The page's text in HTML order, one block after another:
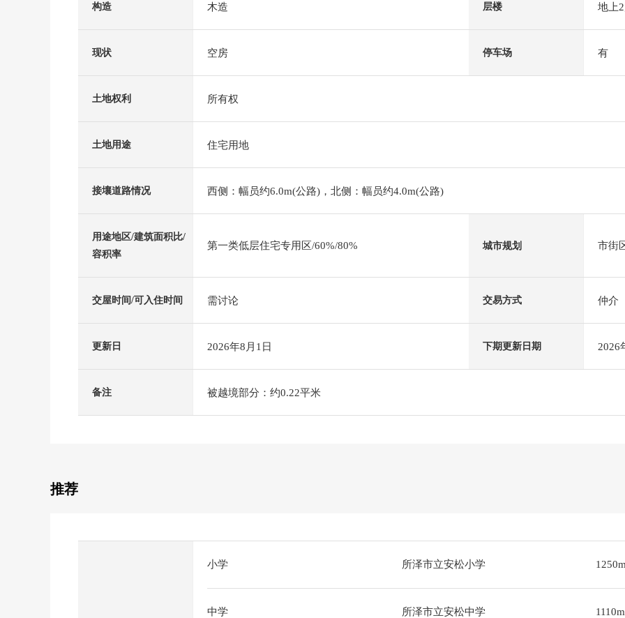
构造 木造 层楼 地上
现状 空房 停车场 有
土地权利 所有权
土地用途 住宅用地
接壤道路情况 西侧：幅员约6.0m(公路)，北侧：幅员约4.0m(公路)
用途地区/建筑面积比/
容积率
第一类低层住宅专用区/60%/80% 城市规划 市街
交屋时间/可入住时间 需讨论 交易方式 仲介
更新日 2026年8月1日 下期更新日期 2026
备注 被越境部分：约0.22平米
推荐
小学 所泽市立安松小学
中学 所泽市立安松中学 1110m